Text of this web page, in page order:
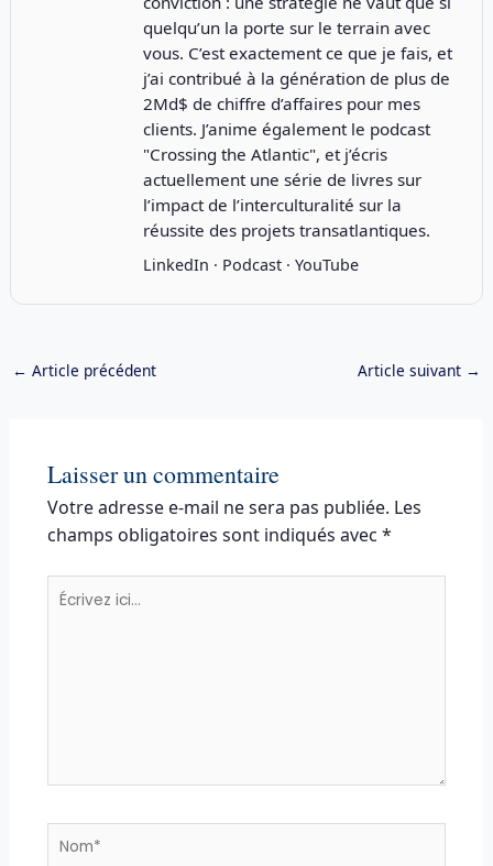
quelqu’un la porte sur le terrain avec
vous. C’est exactement ce que je fais, et
j’ai contribué à la génération de plus de
2Md$ de chiffre d’affaires pour mes
clients. J’anime également le podcast
"Crossing the Atlantic", et j’écris
actuellement une série de livres sur
l’impact de l’interculturalité sur la
réussite des projets transatlantiques.
LinkedIn · Podcast· YouTube
← Article précédent Article suivant →
Laisser un commentaire
Votre adresse e-mail ne sera pas publiée. Les
champs obligatoires sont indiqués avec *
Écrivez
Nom*